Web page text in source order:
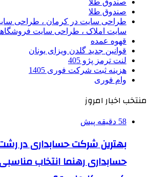
صندوق طلا
طراحی سایت در کرمان ، طراحی
سایت املاک ، طراحی سایت
قهوه عمده
قوانین جدید گلدن ویزای یونان
لنت ترمز پژو 405
هزینه ثبت شرکت فوری 1405
وام فوری
منتخب اخبار امروز
58 دقیقه پیش
بهترین شرکت حسابداری در
حسابداری رهنما انتخاب